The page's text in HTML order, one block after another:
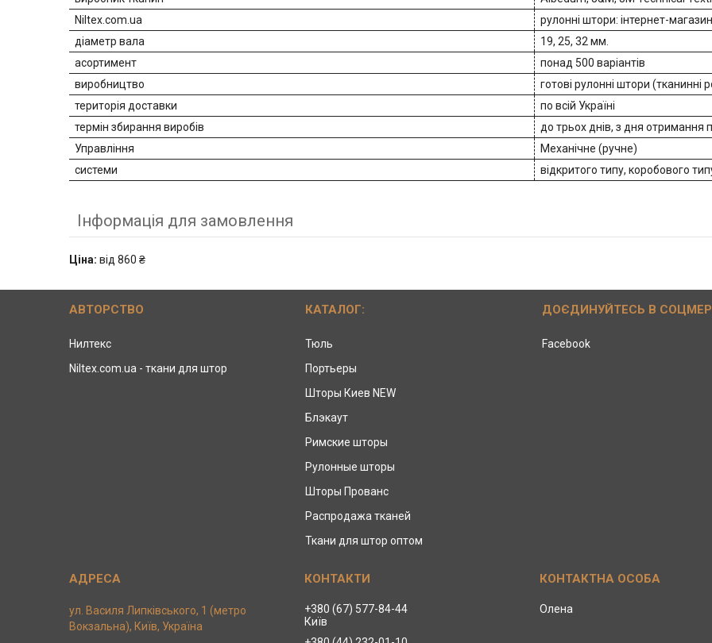
Niltex.com.ua
рулонні штори: інтернет-магазин
діаметр вала
19, 25, 32 мм.
асортимент
понад 500 варіантів
виробництво
готові рулонні штори (тканинні
територія доставки
по всій Україні
термін збирання виробів
до трьох днів, з дня отримання
Управління
Механічне (ручне)
системи
відкритого типу, коробового
Інформація для замовлення
Ціна: від 860 ₴
АВТОРСТВО
Нилтекс
Niltex.com.ua - ткани для штор
КАТАЛОГ:
Тюль
Портьеры
Шторы Киев NEW
Блэкаут
Римские шторы
Рулонные шторы
Шторы Прованс
Распродажа тканей
Ткани для штор оптом
ДОЄДИНУЙТЕСЬ В
Facebook
ул. Василя Липківського, 1 (метро
Вокзальна), Київ, Україна
+380 (67) 577-84-44
Київ
Олена